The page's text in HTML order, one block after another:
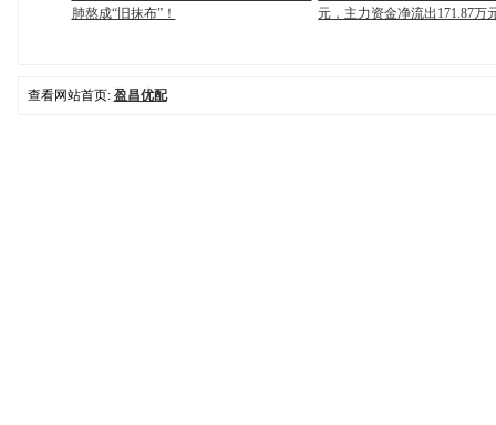
肺熬成“旧抹布”！
元，主力资金净流出171.87万
查看网站首页: 盈昌优配